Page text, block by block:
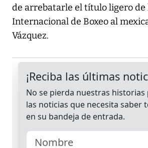
de arrebatarle el título ligero de
Internacional de Boxeo al
Vázquez.